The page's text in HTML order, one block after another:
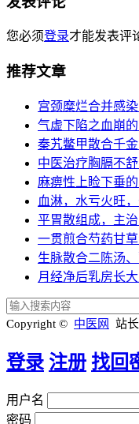
您必须登录才能发表评
推荐文章
宫颈糜烂合并感
气虚下陷之血崩
秦艽鳖甲散合千
中医治疗胸膈不
麻痹性上睑下垂
血淋，水亏火旺
平胃散组成，主
一贯煎合芍药甘
生脉散合二陈汤
月经净后乳房长
Copyright © 中医网 站
登录 注册 找回
用户名
密码